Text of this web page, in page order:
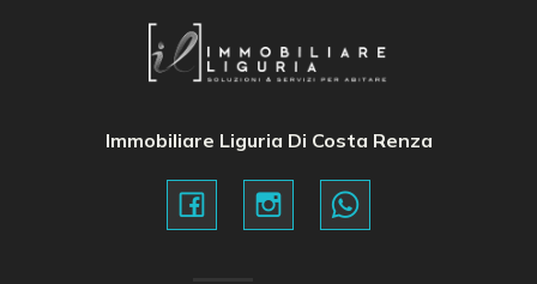
Immobiliare Liguria Di Costa Renza